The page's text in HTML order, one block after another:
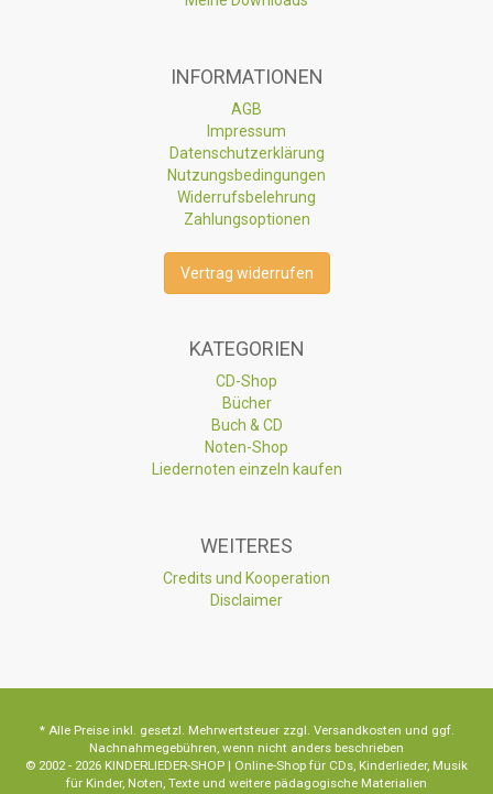
INFORMATIONEN
AGB
Impressum
Datenschutzerklärung
Nutzungsbedingungen
Widerrufsbelehrung
Zahlungsoptionen
Vertrag widerrufen
KATEGORIEN
CD-Shop
Bücher
Buch & CD
Noten-Shop
Liedernoten einzeln kaufen
WEITERES
Credits und Kooperation
Disclaimer
* Alle Preise inkl. gesetzl. Mehrwertsteuer zzgl. Versandkosten und ggf.
Nachnahmegebühren, wenn nicht anders beschrieben
© 2002 - 2026 KINDERLIEDER-SHOP | Online-Shop für CDs, Kinderlieder, Musik
für Kinder, Noten, Texte und weitere pädagogische Materialien